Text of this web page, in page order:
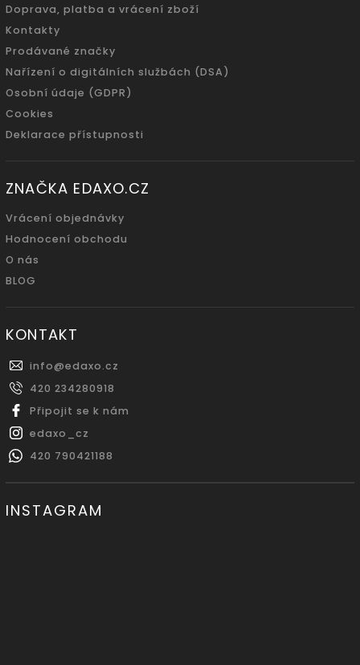
Doprava, platba a vrácení zboží
Kontakty
Prodávané značky
Nařízení o digitálních službách (DSA)
Osobní údaje (GDPR)
Cookies
Deklarace přístupnosti
ZNAČKA EDAXO.CZ
Vrácení objednávky
Hodnocení obchodu
O nás
BLOG
KONTAKT
info@edaxo.cz
420 234280918
Připojit se k nám
edaxo_cz
420 790421188
INSTAGRAM